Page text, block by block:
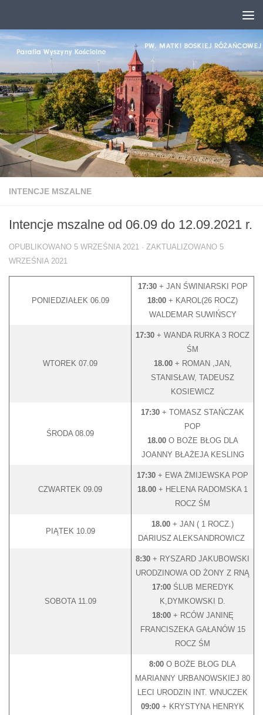
INTENCJE MSZALNE
Intencje mszalne od 06.09 do 12.09.2021 r.
OPUBLIKOWANO 5 WRZEŚNIA 2021 · ZAKTUALIZOWANO 5
WRZEŚNIA 2021
PONIEDZIAŁEK 06.09
17:30 + JAN ŚWINIARSKI POP
18:00 + KAROL(26 ROCZ)
WALDEMAR SUWIŃSCY
WTOREK 07.09
17:30 + WANDA RURKA 3 ROCZ
ŚM
18.00+ ROMAN ,JAN,
STANISŁAW, TADEUSZ
KOSIEWICZ
ŚRODA 08.09
17:30 + TOMASZ STAŃCZAK
POP
18.00O BOŻE BŁOG DLA
JOANNY BŁAŻEJA KESLING
CZWARTEK 09.09
17:30 + EWA ŻMIJEWSKA POP
18.00 + HELENA RADOMSKA 1
ROCZ ŚM
PIĄTEK 10.09
18.00 + JAN ( 1 ROCZ.)
DARIUSZ ALEKSANDROWICZ
SOBOTA 11.09
8:30 + RYSZARD JAKUBOWSKI
URODZINOWA OD ŻONY Z RNĄ
17:00ŚLUB MEREDYK
K,DYMKOWSKI D.
18:00 + RCÓW JANINĘ
FRANCISZEKA GAŁANÓW 15
ROCZ ŚM
8:00 O BOŻE BŁOG DLA
MARIANNY URBANOWSKIEJ 80
LECI URODZIN INT. WNUCZEK
09:00 + KRYSTYNA HENRYK